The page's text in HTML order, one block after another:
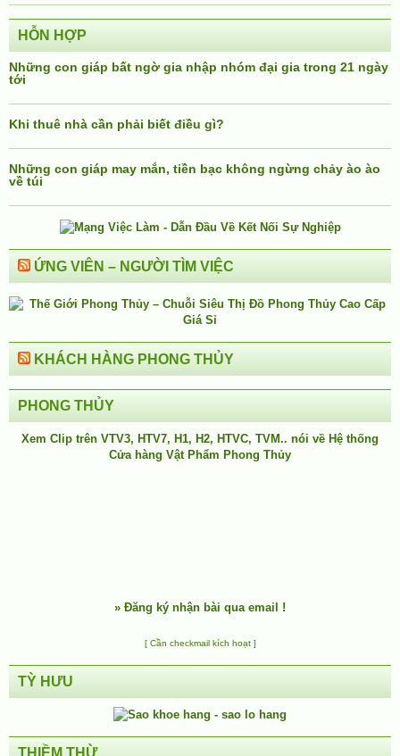
HỖN HỢP
Những con giáp bất ngờ gia nhập nhóm đại gia trong 21 ngày
tới
Khi thuê nhà cần phải biết điều gì?
Những con giáp may mắn, tiền bạc không ngừng chảy ào ào
về túi
ỨNG VIÊN – NGƯỜI TÌM VIỆC
KHÁCH HÀNG PHONG THỦY
PHONG THỦY
Xem Clip trên VTV3, HTV7, H1, H2, HTVC, TVM.. nói về Hệ thống
Cửa hàng Vật Phẩm Phong Thủy
» Đăng ký nhận bài qua email !
[ Cần checkmail kích hoạt ]
TỲ HƯU
THIỀM THỪ